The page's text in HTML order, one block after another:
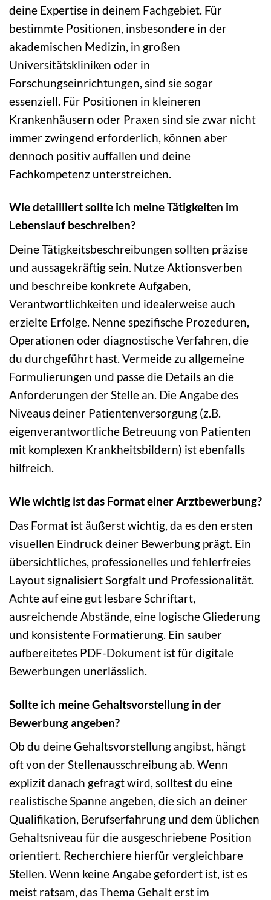
deine Expertise in deinem Fachgebiet. Für
bestimmte Positionen, insbesondere in der
akademischen Medizin, in großen
Universitätskliniken oder in
Forschungseinrichtungen, sind sie sogar
essenziell. Für Positionen in kleineren
Krankenhäusern oder Praxen sind sie zwar nicht
immer zwingend erforderlich, können aber
dennoch positiv auffallen und deine
Fachkompetenz unterstreichen.
Wie detailliert sollte ich meine Tätigkeiten im
Lebenslauf beschreiben?
Deine Tätigkeitsbeschreibungen sollten präzise
und aussagekräftig sein. Nutze Aktionsverben
und beschreibe konkrete Aufgaben,
Verantwortlichkeiten und idealerweise auch
erzielte Erfolge. Nenne spezifische Prozeduren,
Operationen oder diagnostische Verfahren, die
du durchgeführt hast. Vermeide zu allgemeine
Formulierungen und passe die Details an die
Anforderungen der Stelle an. Die Angabe des
Niveaus deiner Patientenversorgung (z.B.
eigenverantwortliche Betreuung von Patienten
mit komplexen Krankheitsbildern) ist ebenfalls
hilfreich.
Wie wichtig ist das Format einer Arztbewerbung?
Das Format ist äußerst wichtig, da es den ersten
visuellen Eindruck deiner Bewerbung prägt. Ein
übersichtliches, professionelles und fehlerfreies
Layout signalisiert Sorgfalt und Professionalität.
Achte auf eine gut lesbare Schriftart,
ausreichende Abstände, eine logische Gliederung
und konsistente Formatierung. Ein sauber
aufbereitetes PDF-Dokument ist für digitale
Bewerbungen unerlässlich.
Sollte ich meine Gehaltsvorstellung in der
Bewerbung angeben?
Ob du deine Gehaltsvorstellung angibst, hängt
oft von der Stellenausschreibung ab. Wenn
explizit danach gefragt wird, solltest du eine
realistische Spanne angeben, die sich an deiner
Qualifikation, Berufserfahrung und dem üblichen
Gehaltsniveau für die ausgeschriebene Position
orientiert. Recherchiere hierfür vergleichbare
Stellen. Wenn keine Angabe gefordert ist, ist es
meist ratsam, das Thema Gehalt erst im